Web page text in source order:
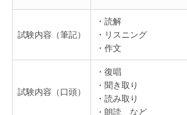
試験内容（筆記）
・読解
・リスニング
・作文
試験内容（口頭）
・復唱
・聞き取り
・読み取り
・朗読 など